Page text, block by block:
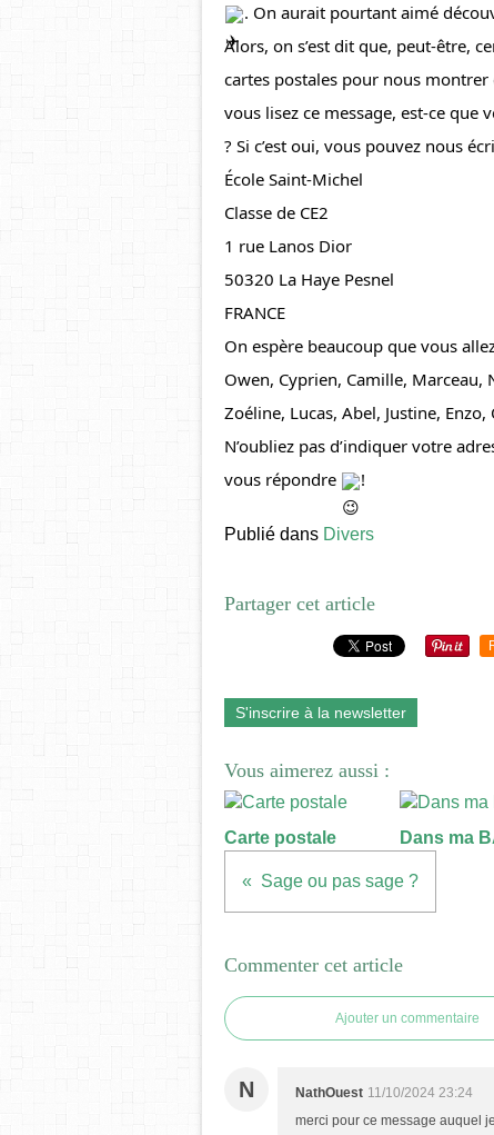
. On aurait pourtant aimé
Alors, on s’est dit que, peut-être,
cartes postales pour nous
vous lisez ce message, est-ce que
? Si c’est oui, vous pouvez nous
École Saint-Michel
Classe de CE2
1 rue Lanos Dior
50320 La Haye Pesnel
FRANCE
On espère beaucoup que vous
Owen, Cyprien, Camille, Marceau,
Zoéline, Lucas, Abel, Justine,
N’oubliez pas d’indiquer votre
vous répondre
!
Publié dans Divers
Partager cet article
S'inscrire à la newsletter
Vous aimerez aussi :
Carte postale Dans ma
Sage ou pas sage ?
Commenter cet article
Ajouter un commentaire
N NathOuest 11/10/2024 23:24
merci pour ce message auquel